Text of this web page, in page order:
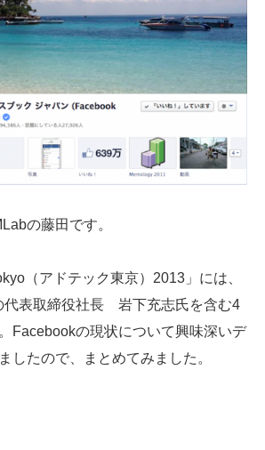
の藤田です。
（アドテック東京）2013」には、
代表取締役社長 岩下充志氏を含む4
Facebookの現状について興味深いデ
したので、まとめてみました。